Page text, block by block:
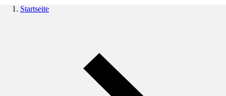
Startseite